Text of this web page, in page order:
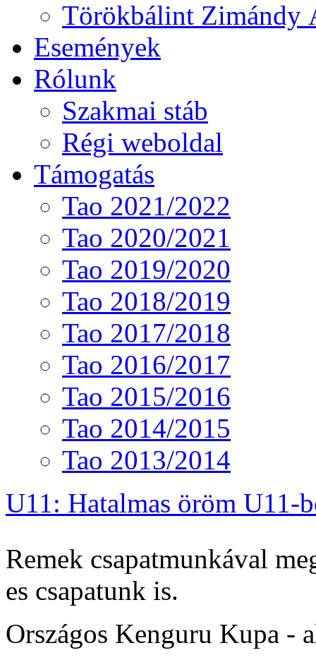
Törökbálint Zimándy
Események
Rólunk
Szakmai stáb
Régi weboldal
Támogatás
Tao 2021/2022
Tao 2020/2021
Tao 2019/2020
Tao 2018/2019
Tao 2017/2018
Tao 2016/2017
Tao 2015/2016
Tao 2014/2015
Tao 2013/2014
U11: Hatalmas öröm U11-
Remek csapatmunkával
es csapatunk is.
Országos Kenguru Kupa -